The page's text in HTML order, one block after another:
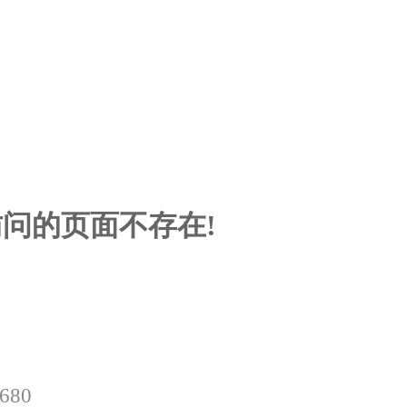
的页面不存在!